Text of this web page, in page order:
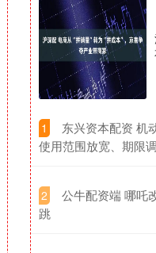
1
东兴资本配资 机
使用范围放宽、期限
2
公牛配资端 哪吒
跳